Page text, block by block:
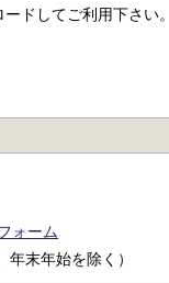
ドしてご利用下さい。
ォーム
末年始を除く）